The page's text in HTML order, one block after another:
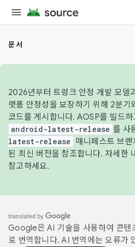
문서
2026년부터 트렁크 안정 개발 모델
랫폼 안정성을 보장하기 위해 2분기
코드를 게시합니다. AOSP를 빌드하
android-latest-release 를 사
latest-release
매니페스트 브랜
된 최신 버전을 참조합니다. 자세한
참고하세요.
Google은 AI 기술을 사용하여 콘텐
로 번역합니다. AI 번역에는 오류가